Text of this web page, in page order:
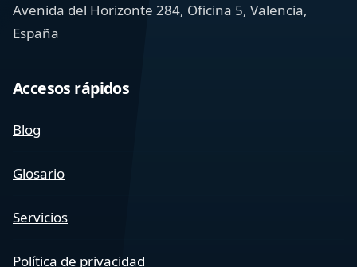
Avenida del Horizonte 284, Oficina 5, Valencia,
España
Accesos rápidos
Blog
Glosario
Servicios
Política de privacidad